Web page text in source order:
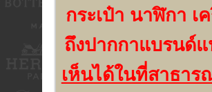
กระเป๋า นาฬิกา เ
ถึงปากกาแบรนด์
เห็นได้ในที่สาธาร